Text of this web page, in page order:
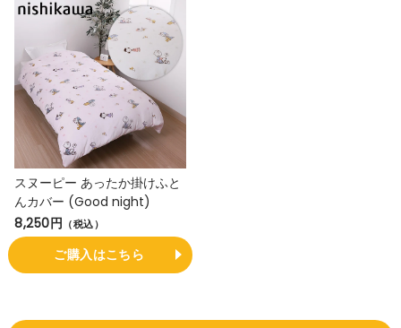
スヌーピー あったか掛けふと
んカバー (Good night)
8,250円 （税込）
ご購入はこちら